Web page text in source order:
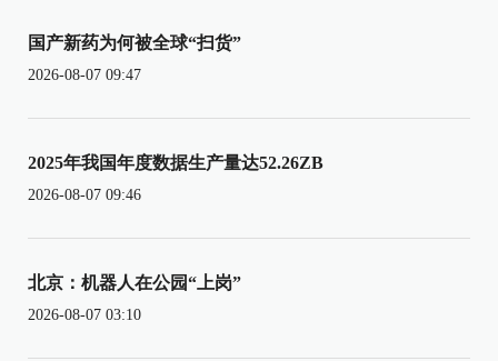
国产新药为何被全球“扫货”
2026-08-07 09:47
2025年我国年度数据生产量达52.26ZB
2026-08-07 09:46
北京：机器人在公园“上岗”
2026-08-07 03:10